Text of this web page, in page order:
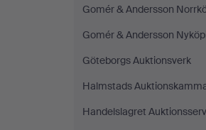
Gomér & Andersson
Gomér & Andersson
Göteborgs Auktionsverk
Halmstads
Handelslagret